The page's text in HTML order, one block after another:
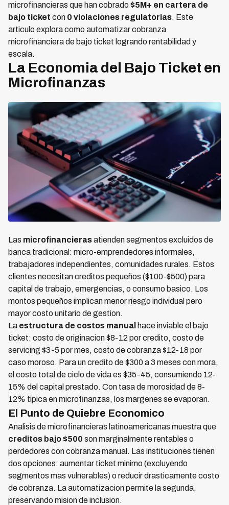
microfinancieras que han cobrado $5M+ en cartera de
bajo ticket con 0 violaciones regulatorias. Este
articulo explora como automatizar cobranza
microfinanciera de bajo ticket logrando rentabilidad y
escala.
La Economia del Bajo Ticket en
Microfinanzas
Las microfinancierasatienden segmentos excluidos de
banca tradicional: micro-emprendedores informales,
trabajadores independientes, comunidades rurales. Estos
clientes necesitan creditos pequeños ($100-$500) para
capital de trabajo, emergencias, o consumo basico. Los
montos pequeños implican menor riesgo individual pero
mayor costo unitario de gestion.
La estructura de costos manual hace inviable el bajo
ticket: costo de originacion $8-12 por credito, costo de
servicing $3-5 por mes, costo de cobranza $12-18 por
caso moroso. Para un credito de $300 a 3 meses con mora,
el costo total de ciclo de vida es $35-45, consumiendo 12-
15% del capital prestado. Con tasa de morosidad de 8-
12% tipica en microfinanzas, los margenes se evaporan.
El Punto de Quiebre Economico
Analisis de microfinancieras latinoamericanas muestra que
creditos bajo $500 son marginalmente rentables o
perdedores con cobranza manual. Las instituciones tienen
dos opciones: aumentar ticket minimo (excluyendo
segmentos mas vulnerables) o reducir drasticamente costo
de cobranza. La automatizacion permite la segunda,
preservando mision de inclusion.